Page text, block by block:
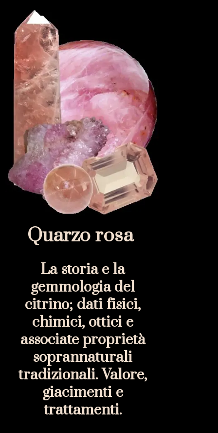
Quarzo rosa
La storia e la
gemmologia del
citrino; dati fisici,
chimici, ottici e
associate proprietà
soprannaturali
tradizionali. Valore,
giacimenti e
trattamenti.